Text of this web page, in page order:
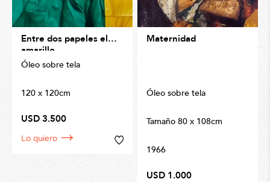
Entre dos papeles el
amarillo
Óleo sobre tela
120 x 120cm
USD 3.500
Lo quiero
Maternidad
Óleo sobre tela
Tamaño 80 x 108cm
1966
USD 1.000